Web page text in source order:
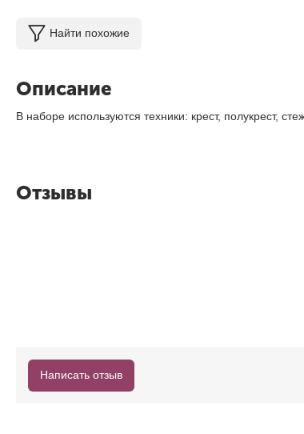
Найти похожие
Описание
В наборе используются техники: крест, полукрест,
Отзывы
Написать отзыв